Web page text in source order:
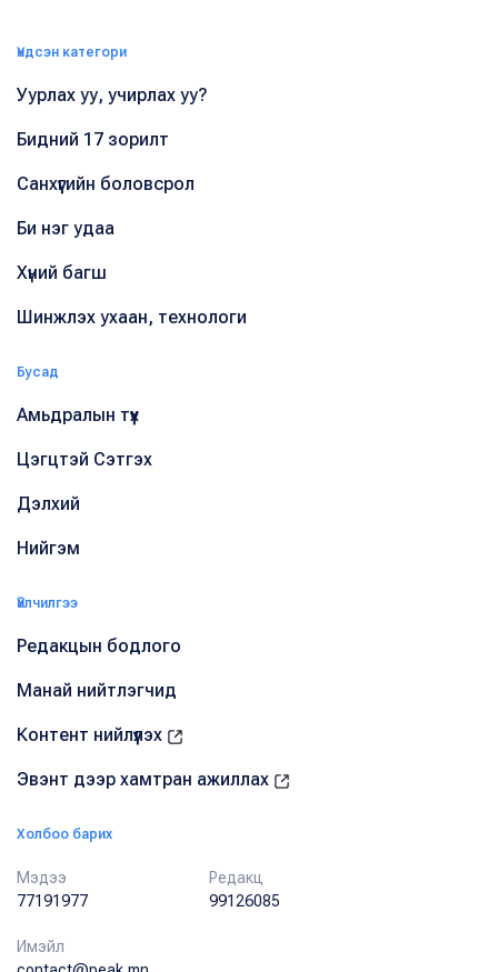
Үндсэн категори
Уурлах уу, учирлах уу?
Бидний 17 зорилт
Санхүүгийн боловсрол
Би нэг удаа
Хүний багш
Шинжлэх ухаан, технологи
Бусад
Амьдралын түүх
Цэгцтэй Сэтгэх
Дэлхий
Нийгэм
Үйлчилгээ
Редакцын бодлого
Манай нийтлэгчид
Контент нийлүүлэх
Эвэнт дээр хамтран ажиллах
Холбоо барих
Мэдээ
77191977
Редакц
99126085
Имэйл